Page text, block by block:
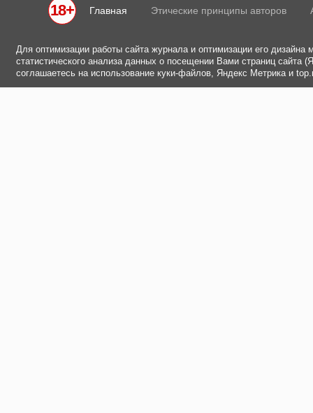
18+ Главная Этические принципы авторов
Для оптимизации работы сайта журнала и оптимизации его
статистического анализа данных о посещении Вами страниц
соглашаетесь на использование куки-файлов, Яндекс Метрика и